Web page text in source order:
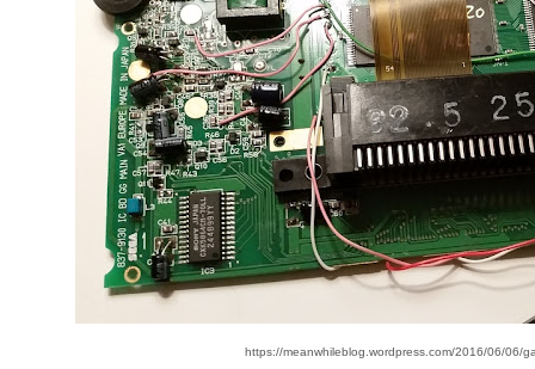
https://meanwhileblog.wordpress.com/2016/06/06/